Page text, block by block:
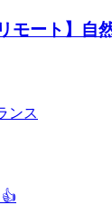
モート】自
ンス
👍